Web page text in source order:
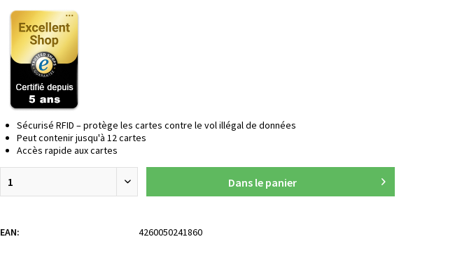
Sécurisé RFID – protège les cartes contre le vol illégal de données
Peut contenir jusqu'à 12 cartes
Accès rapide aux cartes
Dans le panier
EAN: 4260050241860